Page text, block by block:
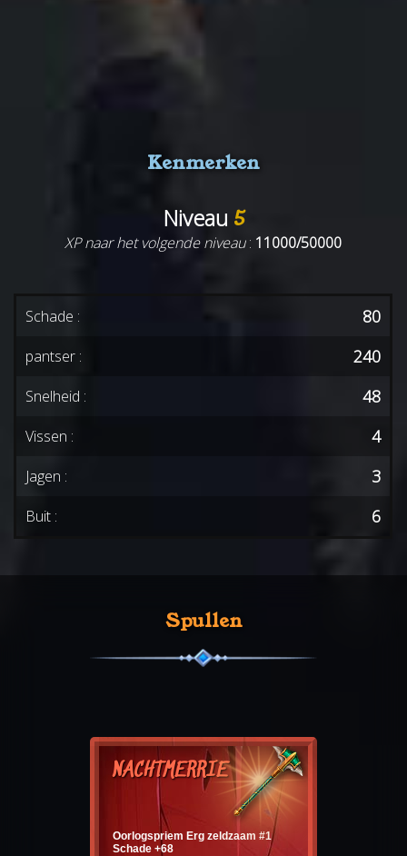
Kenmerken
Niveau 5
XP naar het volgende niveau: 11000/50000
Schade : 80
pantser : 240
Snelheid : 48
Vissen : 4
Jagen : 3
Buit : 6
Spullen
NACHTMERRIE
Oorlogspriem Erg zeldzaam #1
Schade +68